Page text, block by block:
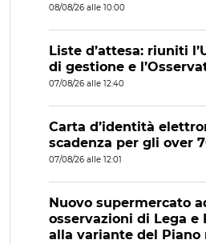
08/08/26 alle 10:00
Liste d’attesa: riuniti
di gestione e
07/08/26 alle 12:40
Carta d’identità
scadenza per gli over
07/08/26 alle 12:01
Nuovo supermercato
osservazioni di Lega e
alla variante del Piano